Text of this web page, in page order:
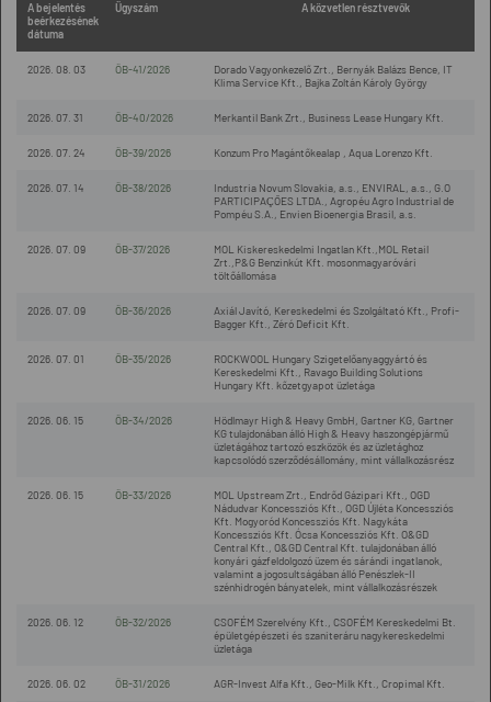
A bejelentés
beérkezésének
dátuma
Ügyszám A közvetlen résztvevők
2026. 08. 03 ÖB-41/2026
Dorado Vagyonkezelő Zrt., Bernyák Balázs Bence, IT
Klima Service Kft., Bajka Zoltán Károly György
2026. 07. 31 ÖB-40/2026 Merkantil Bank Zrt., Business Lease Hungary Kft.
2026. 07. 24 ÖB-39/2026 Konzum Pro Magántőkealap , Aqua Lorenzo Kft.
2026. 07. 14 ÖB-38/2026
Industria Novum Slovakia, a.s., ENVIRAL, a.s., G.O
PARTICIPAÇÕES LTDA., Agropéu Agro Industrial de
Pompéu S.A., Envien Bioenergia Brasil, a.s.
2026. 07. 09 ÖB-37/2026
MOL Kiskereskedelmi Ingatlan Kft.,MOL Retail
Zrt.,P&G Benzinkút Kft. mosonmagyaróvári
töltőállomása
2026. 07. 09 ÖB-36/2026
Axiál Javító, Kereskedelmi és Szolgáltató Kft., Profi-
Bagger Kft., Zéró Deficit Kft.
2026. 07. 01 ÖB-35/2026
ROCKWOOL Hungary Szigetelőanyaggyártó és
Kereskedelmi Kft., Ravago Building Solutions
Hungary Kft. kőzetgyapot üzletága
2026. 06. 15 ÖB-34/2026
Hödlmayr High & Heavy GmbH, Gartner KG, Gartner
KG tulajdonában álló High & Heavy haszongépjármű
üzletágához tartozó eszközök és az üzletághoz
kapcsolódó szerződésállomány, mint vállalkozásrész
2026. 06. 15 ÖB-33/2026
MOL Upstream Zrt., Endrőd Gázipari Kft., OGD
Nádudvar Koncessziós Kft., OGD Újléta Koncessziós
Kft. Mogyoród Koncessziós Kft. Nagykáta
Koncessziós Kft. Ócsa Koncessziós Kft. O&GD
Central Kft., O&GD Central Kft. tulajdonában álló
konyári gázfeldolgozó üzem és sárándi ingatlanok,
valamint a jogosultságában álló Penészlek-II
szénhidrogén bányatelek, mint vállalkozásrészek
2026. 06. 12 ÖB-32/2026
CSOFÉM Szerelvény Kft., CSOFÉM Kereskedelmi Bt.
épületgépészeti és szaniteráru nagykereskedelmi
üzletága
2026. 06. 02 ÖB-31/2026 AGR-Invest Alfa Kft., Geo-Milk Kft., Cropimal Kft.